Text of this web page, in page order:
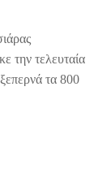
την τελευταία
τα 800